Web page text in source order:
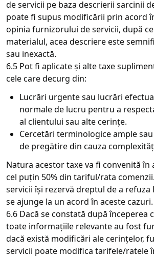
de servicii pe baza descrierii sarcinii
poate fi supus modificării prin acord
opinia furnizorului de servicii, după
materialul, acea descriere este
sau inexactă.
6.5 Pot fi aplicate și alte taxe
cele care decurg din:
Lucrări urgente sau lucrări
normale de lucru pentru a
al clientului sau alte cerințe.
Cercetări terminologice ample
de pregătire din cauza
Natura acestor taxe va fi convenită în
cel puțin 50% din tariful/rata
servicii își rezervă dreptul de a refuza
se ajunge la un acord în aceste cazuri.
6.6 Dacă se constată după începerea
toate informațiile relevante au fost
dacă există modificări ale cerințelor,
servicii poate modifica tarifele/ratele